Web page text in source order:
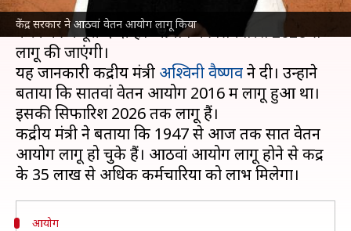
केंद्र सरकार ने आठवां वेतन आयोग लागू किया
केंद्र सरकारने गुरुवार को आठवें वेतन आयोग को लागू
करने की मंजूरी दे दी है। आयोग की सिफारिशें 2026 से
लागू की जाएंगी।
यह जानकारी केंद्रीय मंत्री अश्विनी वैष्णवने दी। उन्होंने
बताया कि सातवां वेतन आयोग 2016 में लागू हुआ था।
इसकी सिफारिशें 2026 तक लागू हैं।
केंद्रीय मंत्री ने बताया कि 1947 से आज तक सात वेतन
आयोग लागू हो चुके हैं। आठवां आयोग लागू होने से केंद्र
आयोग